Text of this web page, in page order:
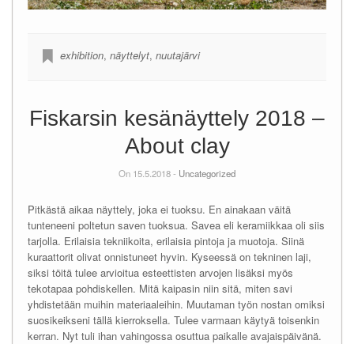
exhibition, näyttelyt, nuutajärvi
Fiskarsin kesänäyttely 2018 –
About clay
On 15.5.2018 - Uncategorized
Pitkästä aikaa näyttely, joka ei tuoksu. En ainakaan väitä
tunteneeni poltetun saven tuoksua. Savea eli keramiikkaa oli siis
tarjolla. Erilaisia tekniikoita, erilaisia pintoja ja muotoja. Siinä
kuraattorit olivat onnistuneet hyvin. Kyseessä on tekninen laji,
siksi töitä tulee arvioitua esteettisten arvojen lisäksi myös
tekotapaa pohdiskellen. Mitä kaipasin niin sitä, miten savi
yhdistetään muihin materiaaleihin. Muutaman työn nostan omiksi
suosikeikseni tällä kierroksella. Tulee varmaan käytyä toisenkin
kerran. Nyt tuli ihan vahingossa osuttua paikalle avajaispäivänä.